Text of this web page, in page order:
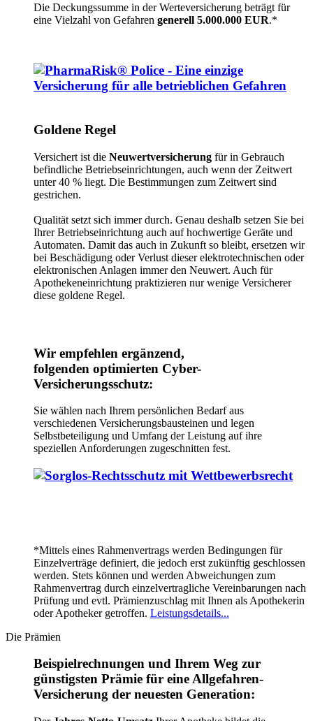
Die Deckungssumme in der Werteversicherung beträgt für
eine Vielzahl von Gefahren generell 5.000.000 EUR.*
Goldene Regel
Versichert ist die Neuwertversicherung für in Gebrauch
befindliche Betriebseinrichtungen, auch wenn der Zeitwert
unter 40 % liegt. Die Bestimmungen zum Zeitwert sind
gestrichen.
Qualität setzt sich immer durch. Genau deshalb setzen Sie bei
Ihrer Betriebseinrichtung auch auf hochwertige Geräte und
Automaten. Damit das auch in Zukunft so bleibt, ersetzen wir
bei Beschädigung oder Verlust dieser elektrotechnischen oder
elektronischen Anlagen immer den Neuwert. Auch für
Apothekeneinrichtung praktizieren nur wenige Versicherer
diese goldene Regel.
Wir empfehlen ergänzend,
folgenden optimierten Cyber-
Versicherungsschutz:
Sie wählen nach Ihrem persönlichen Bedarf aus
verschiedenen Versicherungsbausteinen und legen
Selbstbeteiligung und Umfang der Leistung auf ihre
speziellen Anforderungen zugeschnitten fest.
*Mittels eines Rahmenvertrags werden Bedingungen für
Einzelverträge definiert, die jedoch erst zukünftig geschlossen
werden. Stets können und werden Abweichungen zum
Rahmenvertrag durch einzelvertragliche Vereinbarungen nach
Prüfung und evtl. Prämienzuschlag mit Ihnen als Apothekerin
oder Apotheker getroffen. Leistungsdetails...
Die Prämien
Beispielrechnungen und Ihrem Weg zur
günstigsten Prämie für eine Allgefahren-
Versicherung der neuesten Generation: